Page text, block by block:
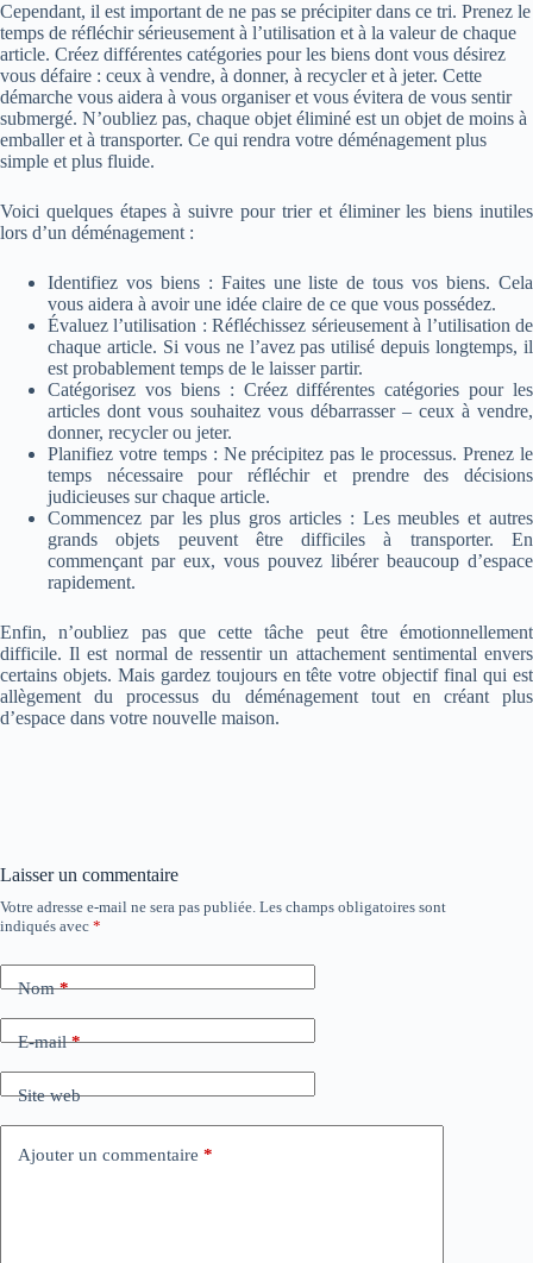
Cependant, il est important de ne pas se précipiter dans ce tri. Prenez le
temps de réfléchir sérieusement à l’utilisation et à la valeur de chaque
article. Créez différentes catégories pour les biens dont vous désirez
vous défaire : ceux à vendre, à donner, à recycler et à jeter. Cette
démarche vous aidera à vous organiser et vous évitera de vous sentir
submergé. N’oubliez pas, chaque objet éliminé est un objet de moins à
emballer et à transporter. Ce qui rendra votre déménagement plus
simple et plus fluide.
Voici quelques étapes à suivre pour trier et éliminer les biens inutiles
lors d’un déménagement :
Identifiez vos biens : Faites une liste de tous vos biens. Cela
vous aidera à avoir une idée claire de ce que vous possédez.
Évaluez l’utilisation : Réfléchissez sérieusement à l’utilisation de
chaque article. Si vous ne l’avez pas utilisé depuis longtemps, il
est probablement temps de le laisser partir.
Catégorisez vos biens : Créez différentes catégories pour les
articles dont vous souhaitez vous débarrasser – ceux à vendre,
donner, recycler ou jeter.
Planifiez votre temps : Ne précipitez pas le processus. Prenez le
temps nécessaire pour réfléchir et prendre des décisions
judicieuses sur chaque article.
Commencez par les plus gros articles : Les meubles et autres
grands objets peuvent être difficiles à transporter. En
commençant par eux, vous pouvez libérer beaucoup d’espace
rapidement.
Enfin, n’oubliez pas que cette tâche peut être émotionnellement
difficile. Il est normal de ressentir un attachement sentimental envers
certains objets. Mais gardez toujours en tête votre objectif final qui est
allègement du processus du déménagement tout en créant plus
d’espace dans votre nouvelle maison.
Laisser un commentaire
Votre adresse e-mail ne sera pas publiée. Les champs obligatoires sont
indiqués avec *
Nom*
E-mail*
Site web
Ajouter un commentaire *